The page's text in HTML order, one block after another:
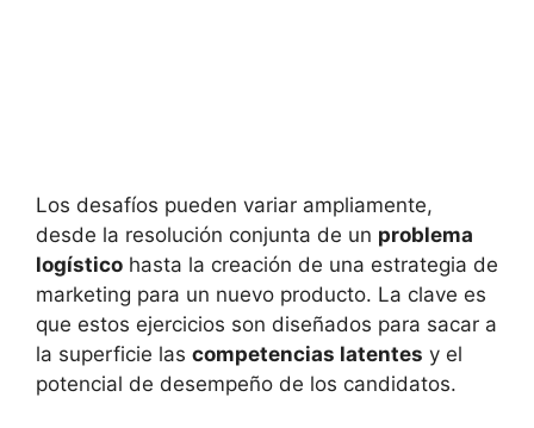
Los desafíos pueden variar ampliamente,
desde la resolución conjunta de un problema
logístico hasta la creación de una estrategia de
marketing para un nuevo producto. La clave es
que estos ejercicios son diseñados para sacar a
la superficie las competencias latentes y el
potencial de desempeño de los candidatos.